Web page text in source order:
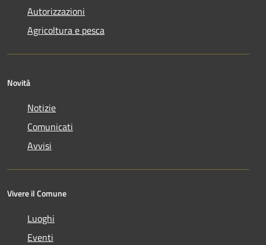
Autorizzazioni
Agricoltura e pesca
Novità
Notizie
Comunicati
Avvisi
Vivere il Comune
Luoghi
Eventi